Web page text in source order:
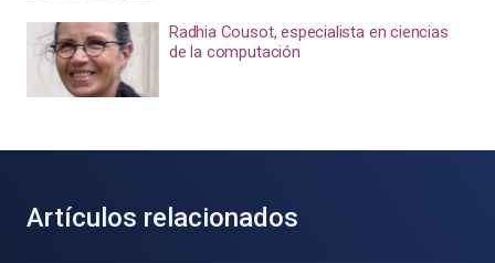
Radhia Cousot, especialista en ciencias
de la computación
Artículos relacionados